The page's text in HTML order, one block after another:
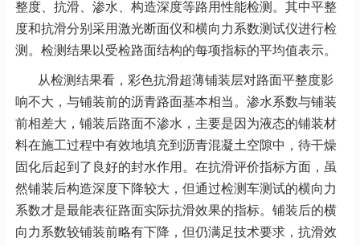
整度、抗滑、渗水、构造深度等路用性能检测。其中平整
度和抗滑分别采用激光断面仪和横向力系数测试仪进行检
测。检测结果以受检路面结构的每项指标的平均值表示。
从检测结果看，彩色抗滑超薄铺装层对路面平整度影
响不大，与铺装前的沥青路面基本相当。渗水系数与铺装
前相差大，铺装后路面不渗水，主要是因为液态的铺装材
料在施工过程中有效地填充到沥青混凝土空隙中，待干燥
固化后起到了良好的封水作用。在抗滑评价指标方面，虽
然铺装后构造深度下降较大，但通过检测车测试的横向力
系数才是最能表征路面实际抗滑效果的指标。铺装后的横
向力系数较铺装前略有下降，但仍满足技术要求，抗滑效